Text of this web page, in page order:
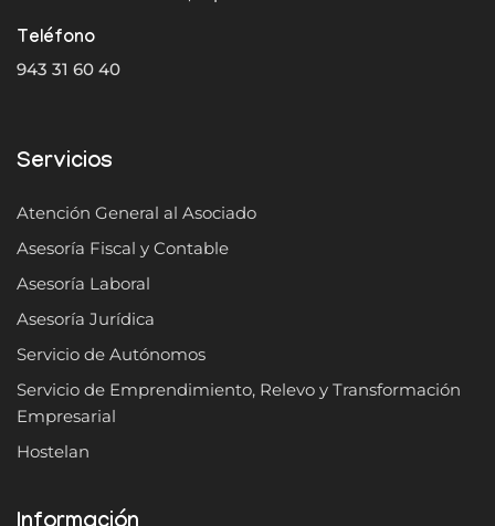
Teléfono
943 31 60 40
Servicios
Atención General al Asociado
Asesoría Fiscal y Contable
Asesoría Laboral
Asesoría Jurídica
Servicio de Autónomos
Servicio de Emprendimiento, Relevo y Transformación
Empresarial
Hostelan